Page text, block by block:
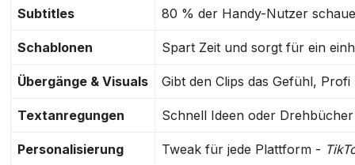
Subtitles 80 % der Handy-Nutzer
Schablonen Spart Zeit und sorgt für ein
Übergänge & Visuals Gibt den Clips das Gefühl, Profi
Textanregungen Schnell Ideen oder
Personalisierung Tweak für jede Plattform -